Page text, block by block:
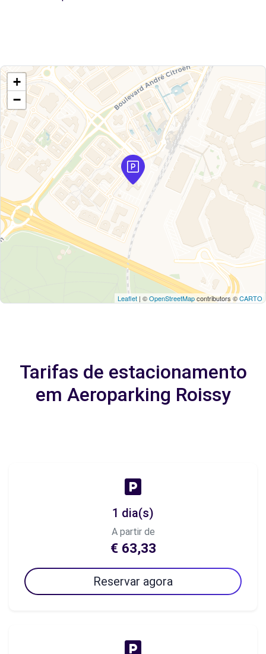
+
−
Leaflet | ©OpenStreetMapcontributors ©CARTO
Tarifas de estacionamento
em Aeroparking Roissy
1 dia(s)
A partir de
€ 63,33
Reservar agora